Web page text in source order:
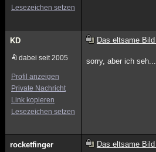
Lesezeichen setzen
KD
dabei seit 2005
Profil anzeigen
Private Nachricht
Link kopieren
Lesezeichen setzen
Das eltsame
sorry, aber ich
rocketfinger Das eltsame